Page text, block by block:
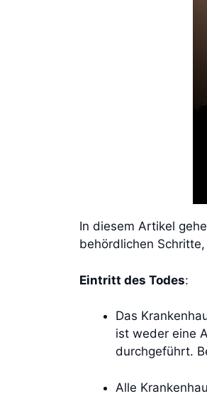
In diesem Artikel
behördlichen
Eintritt des Todes:
Das
ist weder eine
durchgeführt.
Alle